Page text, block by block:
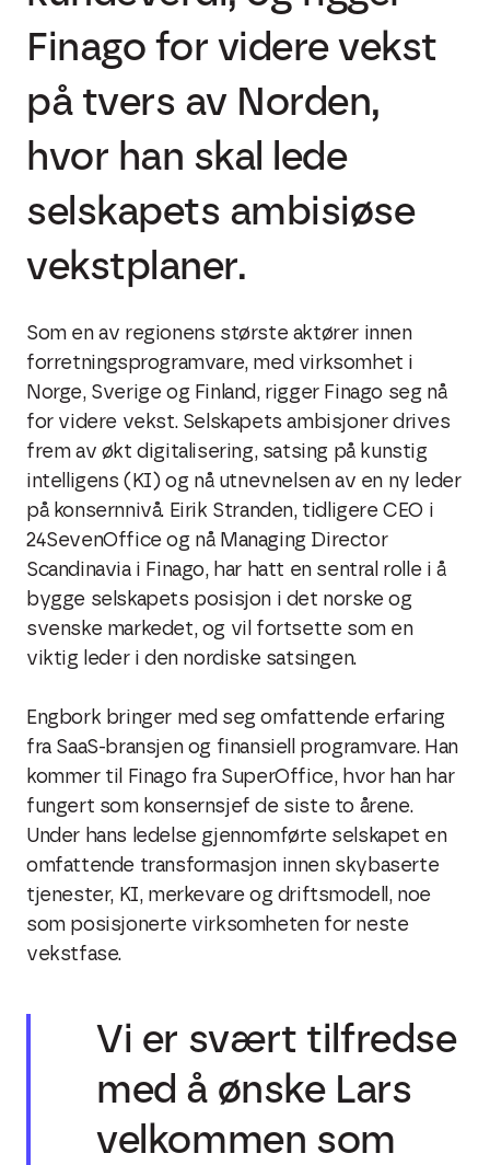
Finago for videre vekst
på tvers av Norden,
hvor han skal lede
selskapets ambisiøse
vekstplaner.
Som en av regionens største aktører innen
forretningsprogramvare, med virksomhet i
Norge, Sverige og Finland, rigger Finago seg nå
for videre vekst. Selskapets ambisjoner drives
frem av økt digitalisering, satsing på kunstig
intelligens (KI) og nå utnevnelsen av en ny leder
på konsernnivå. Eirik Stranden, tidligere CEO i
24SevenOffice og nå Managing Director
Scandinavia i Finago, har hatt en sentral rolle i å
bygge selskapets posisjon i det norske og
svenske markedet, og vil fortsette som en
viktig leder i den nordiske satsingen.
Engbork bringer med seg omfattende erfaring
fra SaaS-bransjen og finansiell programvare. Han
kommer til Finago fra SuperOffice, hvor han har
fungert som konsernsjef de siste to årene.
Under hans ledelse gjennomførte selskapet en
omfattende transformasjon innen skybaserte
tjenester, KI, merkevare og driftsmodell, noe
som posisjonerte virksomheten for neste
vekstfase.
Vi er svært tilfredse
med å ønske Lars
velkommen som